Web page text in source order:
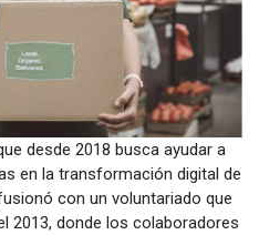
desde 2018 busca ayudar a
en la transformación digital de
con un voluntariado que
2013, donde los colaboradores